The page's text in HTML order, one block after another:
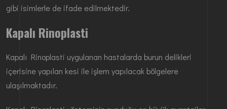
gibi isimlerle de ifade edilmektedir.
Kapalı Rinoplasti
Kapalı Rinoplasti uygulanan hastalarda burun delikleri
içerisine yapılan kesi ile işlem yapılacak bölgelere
ulaşılmaktadır.